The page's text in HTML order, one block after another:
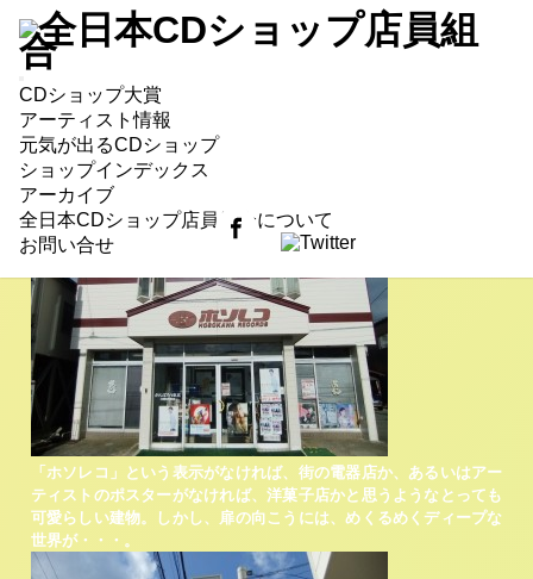
CDショップ大賞
アーティスト情報
元気が出るCDショップ
ショップインデックス
アーカイブ
全日本CDショップ店員組合について
お問い合せ
第28回 細川蓄音器店さん
全国のスゴいお店を紹介していく「つのはず誠の“元
気が出る＜CD＞ショップ”」。第28回は、秋田市の
川蓄音器店（さん、以下敬称を略し、便宜上「細川レ
コード店」と呼びます）をご紹介します。
「ホソレコ」という表示がなければ、街の電器店か、あるいはアー
ティストのポスターがなければ、洋菓子店かと思うようなとっても
可愛らしい建物。しかし、扉の向こうには、めくるめくディープな
世界が・・・。